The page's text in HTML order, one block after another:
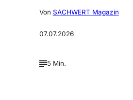
Von SACHWERT Magazin
07.07.2026
5 Min.